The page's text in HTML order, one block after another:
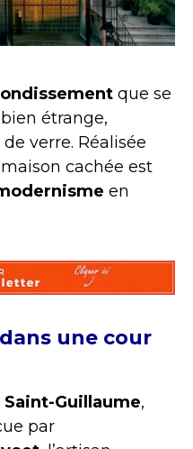
que se
étrange,
verre. Réalisée
maison cachée est
en
une cour
Saint-Guillaume,
par